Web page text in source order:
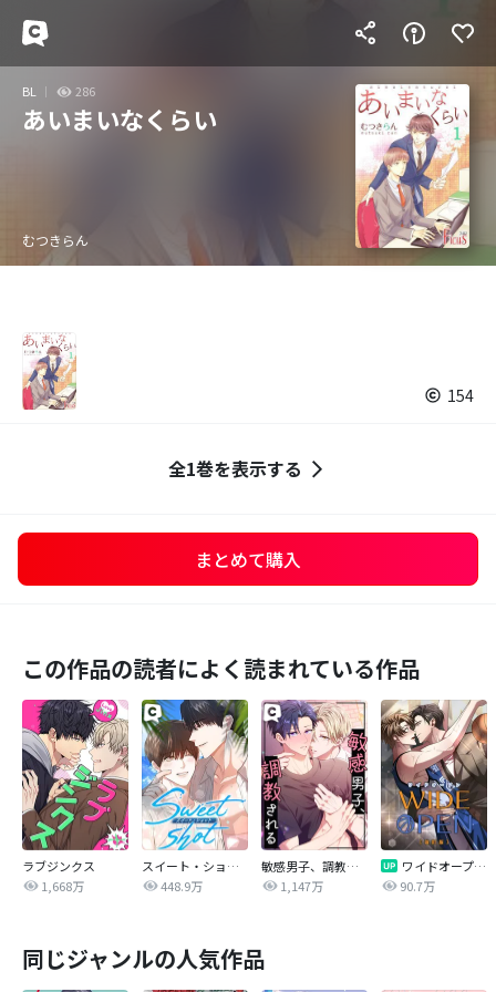
BL 286
あいまいなくらい
むつきらん
154
全1巻を表示する
まとめて購入
この作品の読者によく読まれている作品
ラブジンクス
1,668万
スイート・ショット
448.9万
敏感男子、調教される
1,147万
ワイドオープン【改訂版】
90.7万
同じジャンルの人気作品